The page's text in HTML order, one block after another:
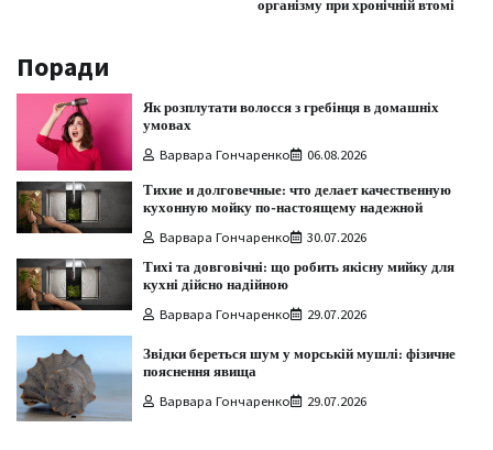
організму при хронічній втомі
Поради
Як розплутати волосся з гребінця в домашніх
умовах
Варвара Гончаренко 06.08.2026
Тихие и долговечные: что делает качественную
кухонную мойку по-настоящему надежной
Варвара Гончаренко 30.07.2026
Тихі та довговічні: що робить якісну мийку для
кухні дійсно надійною
Варвара Гончаренко 29.07.2026
Звідки береться шум у морській мушлі: фізичне
пояснення явища
Варвара Гончаренко 29.07.2026